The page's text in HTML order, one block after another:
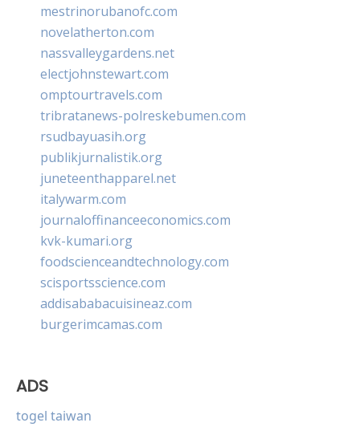
mestrinorubanofc.com
novelatherton.com
nassvalleygardens.net
electjohnstewart.com
omptourtravels.com
tribratanews-polreskebumen.com
rsudbayuasih.org
publikjurnalistik.org
juneteenthapparel.net
italywarm.com
journaloffinanceeconomics.com
kvk-kumari.org
foodscienceandtechnology.com
scisportsscience.com
addisababacuisineaz.com
burgerimcamas.com
ADS
togel taiwan